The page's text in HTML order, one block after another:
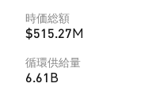
時価総額
$515.27M
循環供給量
6.61B